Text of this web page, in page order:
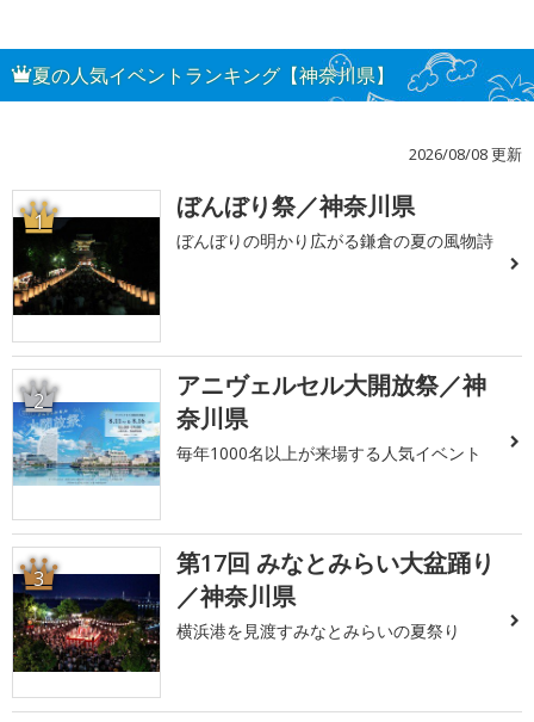
夏の人気イベントランキング【神奈川県】
2026/08/08 更新
1 ぼんぼり祭／神奈川県
ぼんぼりの明かり広がる鎌倉の夏の風物詩
2
アニヴェルセル大開放祭／神
奈川県
毎年1000名以上が来場する人気イベント
3
第17回 みなとみらい大盆踊り
／神奈川県
横浜港を見渡すみなとみらいの夏祭り